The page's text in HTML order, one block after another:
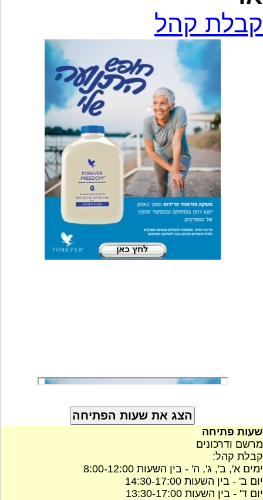
קבלת קהל
שעות פתיחה
מרשם ודרכונים
קבלת קהל:
ימים א', ב', ג', ה' - בין השעות 8:00-12:00
יום ב' - בין השעות 14:30-17:00
יום ד' - בין השעות 13:30-17:00